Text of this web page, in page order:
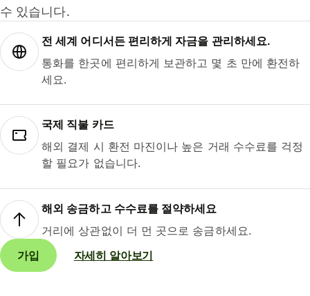
수 있습니다.
전 세계 어디서든 편리하게 자금을 관리하세요.
통화를 한곳에 편리하게 보관하고 몇 초 만에 환전하
세요.
국제 직불 카드
해외 결제 시 환전 마진이나 높은 거래 수수료를 걱정
할 필요가 없습니다.
해외 송금하고 수수료를 절약하세요
거리에 상관없이 더 먼 곳으로 송금하세요.
가입
자세히 알아보기